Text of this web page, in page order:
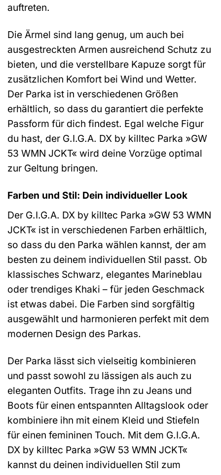
auftreten.
Die Ärmel sind lang genug, um auch bei
ausgestreckten Armen ausreichend Schutz zu
bieten, und die verstellbare Kapuze sorgt für
zusätzlichen Komfort bei Wind und Wetter.
Der Parka ist in verschiedenen Größen
erhältlich, so dass du garantiert die perfekte
Passform für dich findest. Egal welche Figur
du hast, der G.I.G.A. DX by killtec Parka »GW
53 WMN JCKT« wird deine Vorzüge optimal
zur Geltung bringen.
Farben und Stil: Dein individueller Look
Der G.I.G.A. DX by killtec Parka »GW 53 WMN
JCKT« ist in verschiedenen Farben erhältlich,
so dass du den Parka wählen kannst, der am
besten zu deinem individuellen Stil passt. Ob
klassisches Schwarz, elegantes Marineblau
oder trendiges Khaki – für jeden Geschmack
ist etwas dabei. Die Farben sind sorgfältig
ausgewählt und harmonieren perfekt mit dem
modernen Design des Parkas.
Der Parka lässt sich vielseitig kombinieren
und passt sowohl zu lässigen als auch zu
eleganten Outfits. Trage ihn zu Jeans und
Boots für einen entspannten Alltagslook oder
kombiniere ihn mit einem Kleid und Stiefeln
für einen femininen Touch. Mit dem G.I.G.A.
DX by killtec Parka »GW 53 WMN JCKT«
kannst du deinen individuellen Stil zum